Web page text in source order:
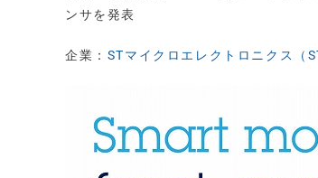
ンサを発表
企業： STマイクロエレクトロニクス（